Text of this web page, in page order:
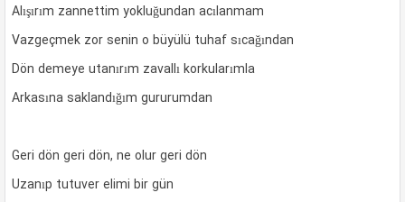
Alışırım zannettim yokluğundan acılanmam
Vazgeçmek zor senin o büyülü tuhaf sıcağından
Dön demeye utanırım zavallı korkularımla
Arkasına saklandığım gururumdan
Geri dön geri dön, ne olur geri dön
Uzanıp tutuver elimi bir gün